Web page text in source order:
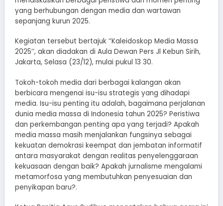
yang berhubungan dengan media dan wartawan
sepanjang kurun 2025.
Kegiatan tersebut bertajuk ‘’Kaleidoskop Media Massa
2025’’, akan diadakan di Aula Dewan Pers Jl Kebun Sirih,
Jakarta, Selasa (23/12), mulai pukul 13 30.
Tokoh-tokoh media dari berbagai kalangan akan
berbicara mengenai isu-isu strategis yang dihadapi
media. Isu-isu penting itu adalah, bagaimana perjalanan
dunia media massa di Indonesia tahun 2025? Peristiwa
dan perkembangan penting apa yang terjadi? Apakah
media massa masih menjalankan fungsinya sebagai
kekuatan demokrasi keempat dan jembatan informatif
antara masyarakat dengan realitas penyelenggaraan
kekuasaan dengan baik? Apakah jurnalisme mengalami
metamorfosa yang membutuhkan penyesuaian dan
penyikapan baru?.